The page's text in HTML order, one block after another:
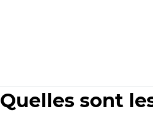
Quelles sont